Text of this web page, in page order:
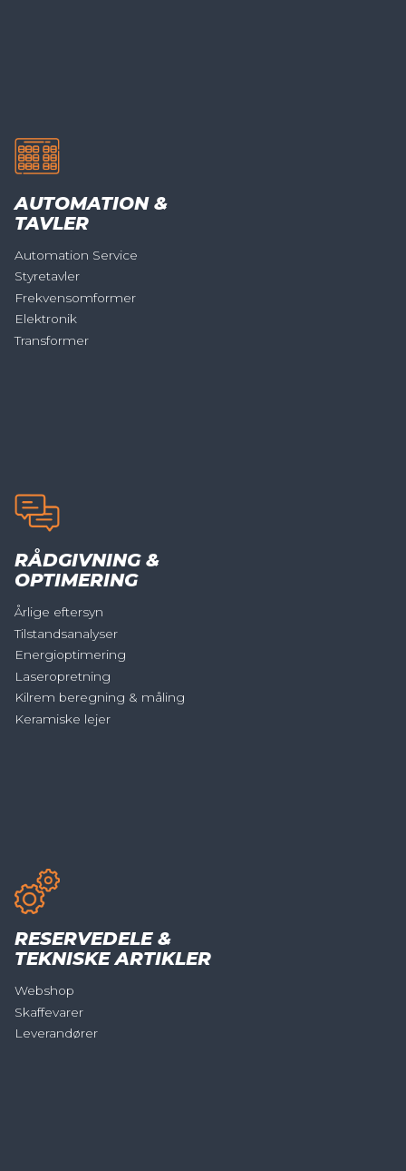
AUTOMATION &
TAVLER
Automation Service
Styretavler
Frekvensomformer
Elektronik
Transformer
RÅDGIVNING &
OPTIMERING
Årlige eftersyn
Tilstandsanalyser
Energioptimering
Laseropretning
Kilrem beregning & måling
Keramiske lejer
RESERVEDELE &
TEKNISKE ARTIKLER
Webshop
Skaffevarer
Leverandører